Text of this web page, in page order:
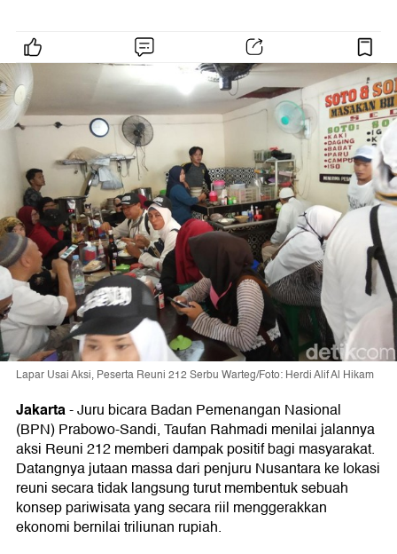
Lapar Usai Aksi, Peserta Reuni 212 Serbu Warteg/Foto: Herdi Alif Al Hikam
Jakarta-Juru bicara Badan Pemenangan Nasional
(BPN) Prabowo-Sandi, Taufan Rahmadi menilai jalannya
aksi Reuni 212 memberi dampak positif bagi masyarakat.
Datangnya jutaan massa dari penjuru Nusantara ke lokasi
reuni secara tidak langsung turut membentuk sebuah
konsep pariwisata yang secara riil menggerakkan
ekonomi bernilai triliunan rupiah.